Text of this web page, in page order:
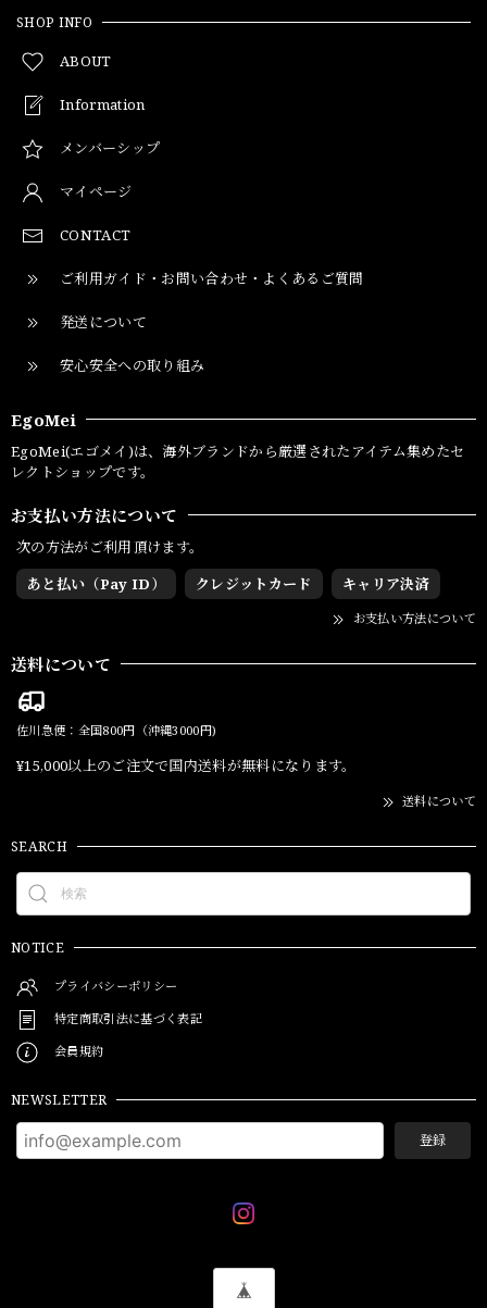
SHOP INFO
ABOUT
Information
メンバーシップ
マイページ
CONTACT
ご利用ガイド・お問い合わせ・よくあるご質問
発送について
安心安全への取り組み
EgoMei
EgoMei(エゴメイ)は、海外ブランドから厳選されたアイテム集めたセ
レクトショップです。
お支払い方法について
次の方法がご利用頂けます。
あと払い（Pay ID）
クレジットカード キャリア決済
お支払い方法について
送料について
佐川急便：全国800円（沖縄3000円)
¥15,000以上のご注文で国内送料が無料になります。
送料について
SEARCH
NOTICE
プライバシーポリシー
特定商取引法に基づく表記
会員規約
NEWSLETTER
登録